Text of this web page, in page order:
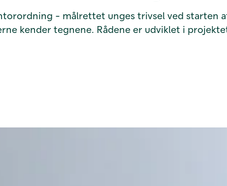
- målrettet unges trivsel ved starten
kender tegnene. Rådene er udviklet i